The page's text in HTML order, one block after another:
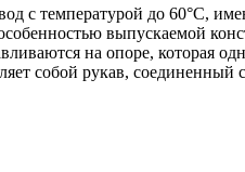
с температурой до 60°С,
выпускаемой
на опоре, которая
собой рукав,